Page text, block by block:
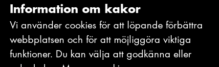
Information om kakor
Vi använder cookies för att löpande förbättra
webb­platsen och för att möjlig­göra viktiga
funktioner. Du kan välja att godkänna eller